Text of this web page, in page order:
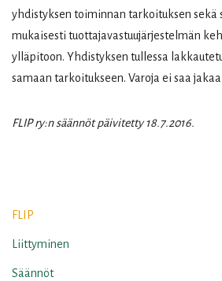
yhdistyksen toiminnan tarkoituksen sekä
mukaisesti tuottajavastuujärjestelmän
ylläpitoon. Yhdistyksen tullessa
samaan tarkoitukseen. Varoja ei saa
FLIP ry:n säännöt päivitetty 18.7.2016.
FLIP
Liittyminen
Säännöt